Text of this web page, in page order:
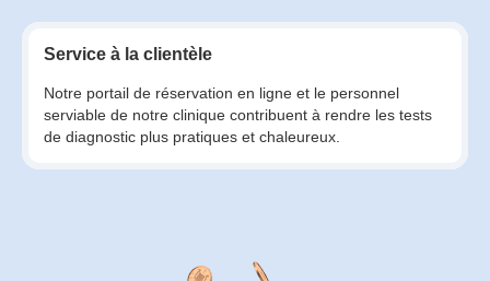
Service à la clientèle
Notre portail de réservation en ligne et le personnel
serviable de notre clinique contribuent à rendre les tests
de diagnostic plus pratiques et chaleureux.